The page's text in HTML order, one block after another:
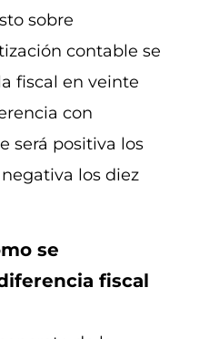
sobre
contable se
fiscal en veinte
con
será positiva los
los diez
se
fiscal